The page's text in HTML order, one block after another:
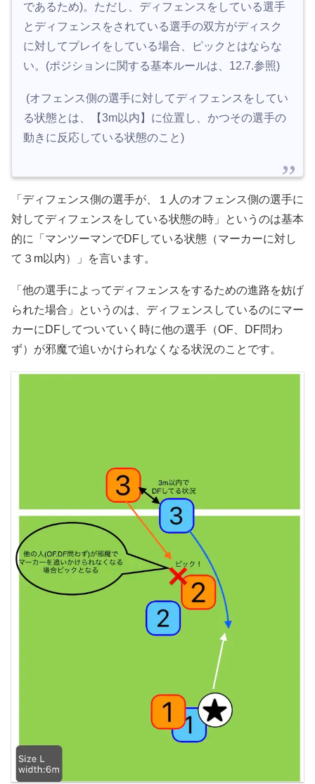
であるため)。ただし、ディフェンスをしている選手
とディフェンスをされている選手の双方がディスク
に対してプレイをしている場合、ピックとはならな
い。(ポジションに関する基本ルールは、12.7.参照)
(オフェンス側の選手に対してディフェンスをしてい
る状態とは、【3m以内】に位置し、かつその選手の
動きに反応している状態のこと)
「ディフェンス側の選手が、１人のオフェンス側の選手に
対してディフェンスをしている状態の時」というのは基本
的に「マンツーマンでDFしている状態（マーカーに対し
て３m以内）」を言います。
「他の選手によってディフェンスをするための進路を妨げ
られた場合」というのは、ディフェンスしているのにマー
カーにDFしてついていく時に他の選手（OF、DF問わ
ず）が邪魔で追いかけられなくなる状況のことです。